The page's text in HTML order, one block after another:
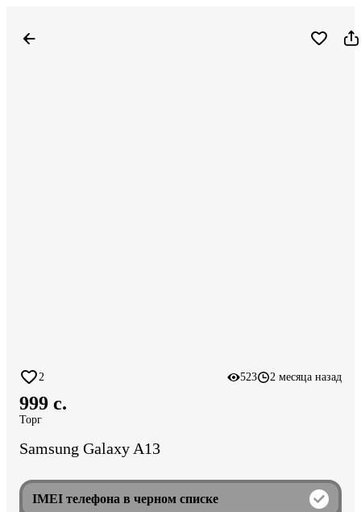
2 523 2 месяца назад
999 c.
Торг
Samsung Galaxy A13
IMEI телефона в черном списке